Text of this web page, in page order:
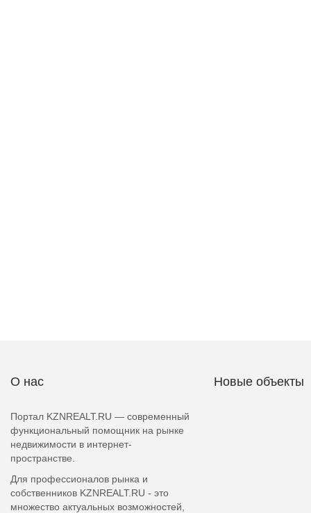
О нас
Портал KZNREALT.RU — современный
функциональный помощник на рынке
недвижимости в интернет-
пространстве.
Для профессионалов рынка и
собственников KZNREALT.RU - это
множество актуальных возможностей,
Новые объекты